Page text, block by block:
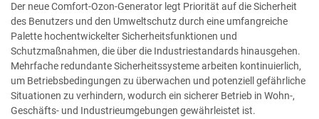
Der neue Comfort-Ozon-Generator legt Priorität auf die Sicherheit
des Benutzers und den Umweltschutz durch eine umfangreiche
Palette hochentwickelter Sicherheitsfunktionen und
Schutzmaßnahmen, die über die Industriestandards hinausgehen.
Mehrfache redundante Sicherheitssysteme arbeiten kontinuierlich,
um Betriebsbedingungen zu überwachen und potenziell gefährliche
Situationen zu verhindern, wodurch ein sicherer Betrieb in Wohn-,
Geschäfts- und Industrieumgebungen gewährleistet ist.